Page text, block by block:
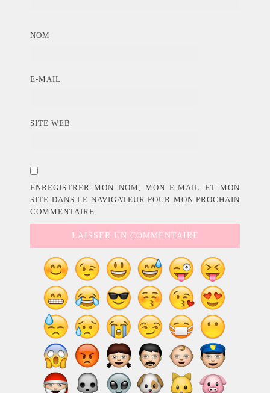
NOM
E-MAIL
SITE WEB
ENREGISTRER MON NOM, MON E-MAIL ET MON
SITE DANS LE NAVIGATEUR POUR MON PROCHAIN
COMMENTAIRE.